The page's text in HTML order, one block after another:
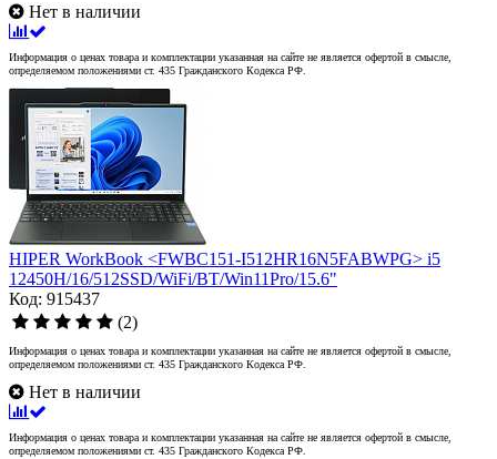
Нет в наличии
Информация о ценах товара и комплектации указанная на сайте не является офертой в смысле,
определяемом положениями ст. 435 Гражданского Кодекса РФ.
HIPER WorkBook <FWBC151-I512HR16N5FABWPG> i5
12450H/16/512SSD/WiFi/BT/Win11Pro/15.6"
Код: 915437
(2)
Информация о ценах товара и комплектации указанная на сайте не является офертой в смысле,
определяемом положениями ст. 435 Гражданского Кодекса РФ.
Нет в наличии
Информация о ценах товара и комплектации указанная на сайте не является офертой в смысле,
определяемом положениями ст. 435 Гражданского Кодекса РФ.